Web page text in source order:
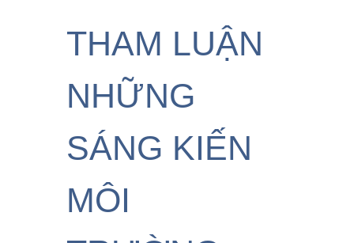
THAM LUẬN
NHỮNG
SÁNG KIẾN
MÔI